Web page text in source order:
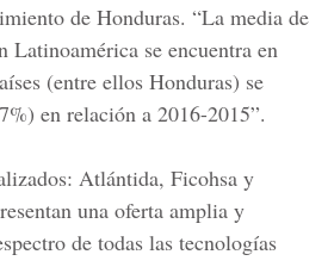
de Honduras. “La media de
Latinoamérica se encuentra en
(entre ellos Honduras) se
en relación a 2016-2015”.
Atlántida, Ficohsa y
una oferta amplia y
de todas las tecnologías